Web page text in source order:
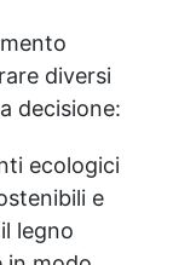
chimici
diversi
decisione:
ecologici
e
legno